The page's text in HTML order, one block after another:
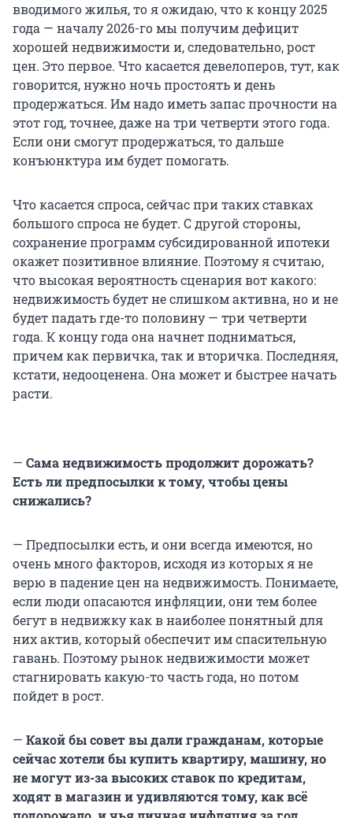
вводимого жилья, то я ожидаю, что к концу 2025
года — началу 2026-го мы получим дефицит
хорошей недвижимости и, следовательно, рост
цен. Это первое. Что касается девелоперов, тут, как
говорится, нужно ночь простоять и день
продержаться. Им надо иметь запас прочности на
этот год, точнее, даже на три четверти этого года.
Если они смогут продержаться, то дальше
конъюнктура им будет помогать.
Что касается спроса, сейчас при таких ставках
большого спроса не будет. С другой стороны,
сохранение программ субсидированной ипотеки
окажет позитивное влияние. Поэтому я считаю,
что высокая вероятность сценария вот какого:
недвижимость будет не слишком активна, но и не
будет падать где-то половину — три четверти
года. К концу года она начнет подниматься,
причем как первичка, так и вторичка. Последняя,
кстати, недооценена. Она может и быстрее начать
расти.
— Сама недвижимость продолжит дорожать?
Есть ли предпосылки к тому, чтобы цены
снижались?
— Предпосылки есть, и они всегда имеются, но
очень много факторов, исходя из которых я не
верю в падение цен на недвижимость. Понимаете,
если люди опасаются инфляции, они тем более
бегут в недвижку как в наиболее понятный для
них актив, который обеспечит им спасительную
гавань. Поэтому рынок недвижимости может
стагнировать какую-то часть года, но потом
пойдет в рост.
— Какой бы совет вы дали гражданам, которые
сейчас хотели бы купить квартиру, машину, но
не могут из-за высоких ставок по кредитам,
ходят в магазин и удивляются тому, как всё